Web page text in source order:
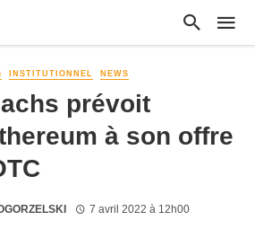
INSTITUTIONNEL NEWS
prévoit
à son offre
7 avril 2022 à 12h00